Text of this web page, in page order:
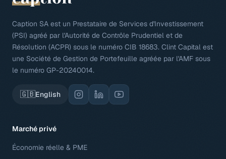
Caption SA est un Prestataire de Services d'Investissement
(PSI) agréé par l'Autorité de Contrôle Prudentiel et de
Résolution (ACPR) sous le numéro CIB 18683. Clint Capital est
une Société de Gestion de Portefeuille agréée par l'AMF sous
le numéro GP-20240014.
🇬🇧English
Marché privé
Économie réelle & PME